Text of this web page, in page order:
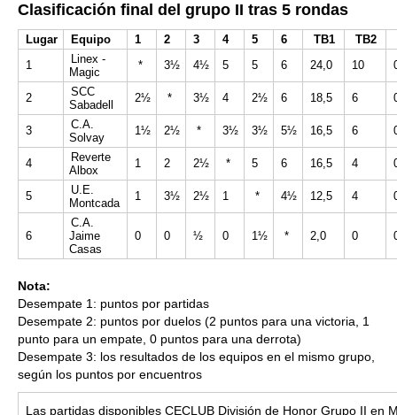
Clasificación final del grupo II tras 5 rondas
Lugar Equipo 1 2 3 4 5 6 TB1 TB2
1
Linex -
Magic
* 3½ 4½ 5 5 6 24,0 10
2
SCC
Sabadell
2½ * 3½ 4 2½ 6 18,5 6
3
C.A.
Solvay
1½ 2½ * 3½ 3½ 5½ 16,5 6
4
Reverte
Albox
1 2 2½ * 5 6 16,5 4
5
U.E.
Montcada
1 3½ 2½ 1 * 4½ 12,5 4
6
C.A.
Jaime
Casas
0 0 ½ 0 1½ * 2,0 0
Nota:
Desempate 1: puntos por partidas
Desempate 2: puntos por duelos (2 puntos para una victoria, 1
punto para un empate, 0 puntos para una derrota)
Desempate 3: los resultados de los equipos en el mismo grupo,
según los puntos por encuentros
Las partidas disponibles CECLUB División de Honor Grupo II en